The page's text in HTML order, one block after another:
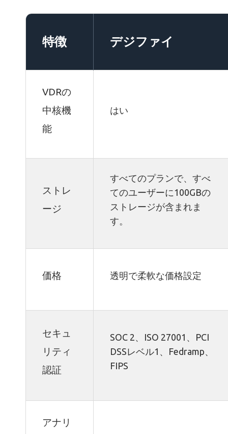
特徴 デジファイ
VDRの
中核機
能
はい
ストレ
ージ
すべてのプランで、すべ
てのユーザーに100GBの
ストレージが含まれま
す。
価格 透明で柔軟な価格設定
セキュ
リティ
認証
SOC 2、ISO 27001、PCI
DSSレベル1、Fedramp、
FIPS
アナリ